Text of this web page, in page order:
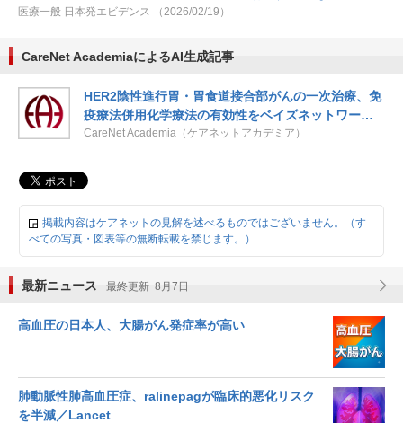
医療一般 日本発エビデンス （2026/02/19）
CareNet AcademiaによるAI生成記事
HER2陰性進行胃・胃食道接合部がんの一次治療、免
疫療法併用化学療法の有効性をベイズネットワーク
メタ解析で検討
CareNet Academia（ケアネットアカデミア）
掲載内容はケアネットの見解を述べるものではございません。（す
べての写真・図表等の無断転載を禁じます。）
最新ニュース 最終更新 8月7日
高血圧の日本人、大腸がん発症率が高い
肺動脈性肺高血圧症、ralinepagが臨床的悪化リスク
を半減／Lancet